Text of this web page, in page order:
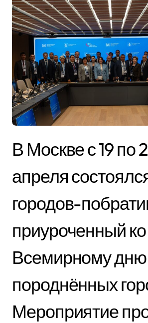
В Москве с 19 по 22
апреля
городов-
приуроченный ко
Всемирному дню
породнённых
Мероприятие